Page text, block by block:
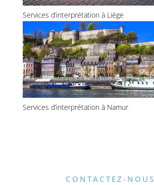
Services d’interprétation à Liège
Services d’interprétation à Namur
CONTACTEZ-NOUS